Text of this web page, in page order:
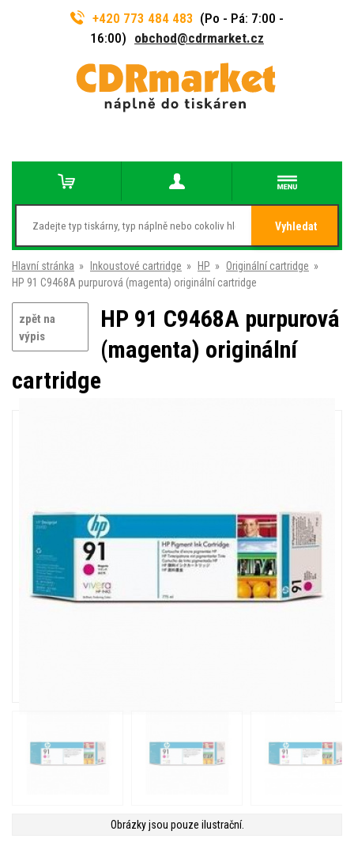
+420 773 484 483 (Po - Pá: 7:00 -
16:00) obchod@cdrmarket.cz
Vyhledat
Hlavní stránka » Inkoustové cartridge » HP » Originální cartridge »
HP 91 C9468A purpurová (magenta) originální cartridge
zpět na
výpis
HP 91 C9468A purpurová
(magenta) originální
cartridge
Obrázky jsou pouze ilustrační.